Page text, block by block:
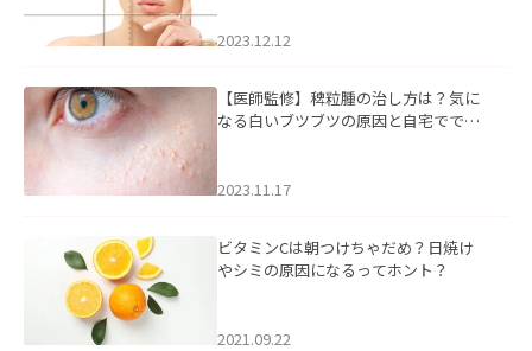
2023.12.12
【医師監修】稗粒腫の治し方は？気に
なる白いブツブツの原因と自宅ででき
2023.11.17
ビタミンCは朝つけちゃだめ？日焼け
やシミの原因になるってホント？
2021.09.22